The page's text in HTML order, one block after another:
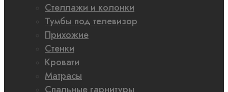
Стеллажи и колонки
Тумбы под телевизор
Прихожие
Стенки
Кровати
Матрасы